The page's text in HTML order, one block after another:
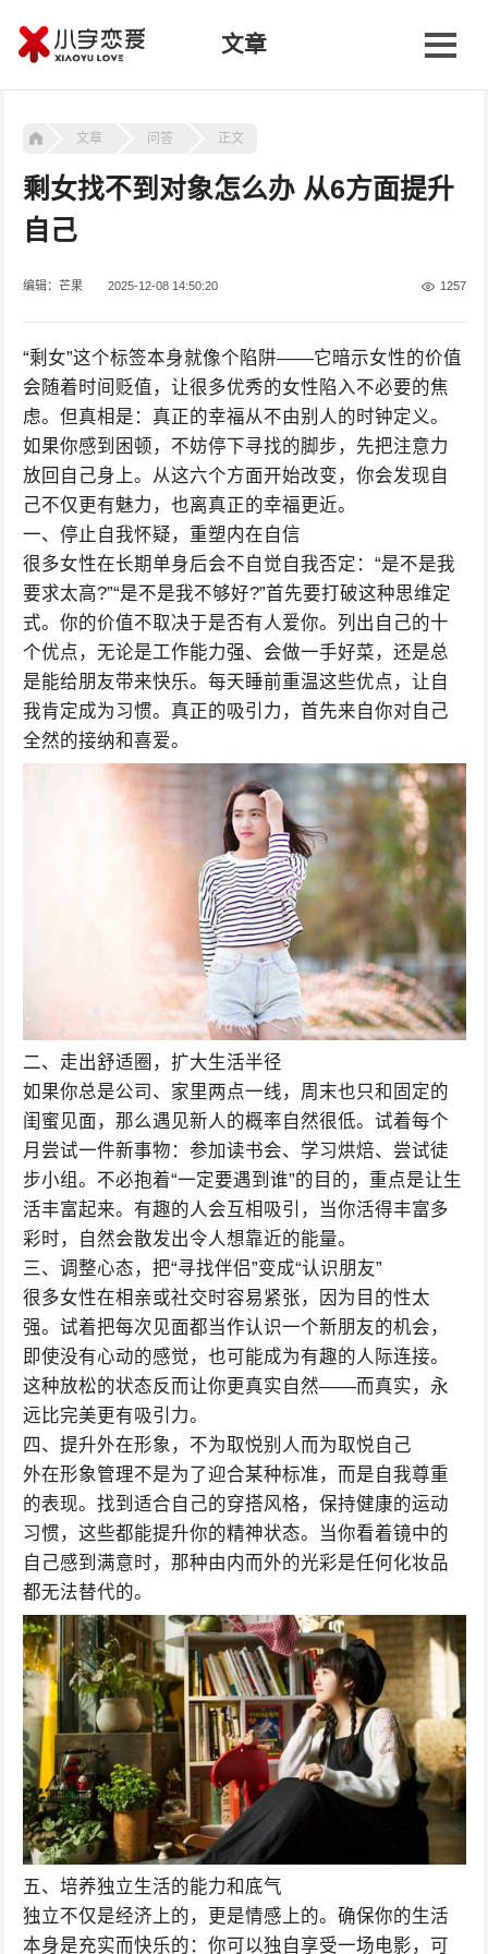
文章
文章 问答 正文
剩女找不到对象怎么办 从6方面提升
自己
编辑：芒果 2025-12-08 14:50:20 1257
“剩女”这个标签本身就像个陷阱——它暗示女性的价值
会随着时间贬值，让很多优秀的女性陷入不必要的焦
虑。但真相是：真正的幸福从不由别人的时钟定义。
如果你感到困顿，不妨停下寻找的脚步，先把注意力
放回自己身上。从这六个方面开始改变，你会发现自
己不仅更有魅力，也离真正的幸福更近。
一、停止自我怀疑，重塑内在自信
很多女性在长期单身后会不自觉自我否定：“是不是我
要求太高?”“是不是我不够好?”首先要打破这种思维定
式。你的价值不取决于是否有人爱你。列出自己的十
个优点，无论是工作能力强、会做一手好菜，还是总
是能给朋友带来快乐。每天睡前重温这些优点，让自
我肯定成为习惯。真正的吸引力，首先来自你对自己
全然的接纳和喜爱。
二、走出舒适圈，扩大生活半径
如果你总是公司、家里两点一线，周末也只和固定的
闺蜜见面，那么遇见新人的概率自然很低。试着每个
月尝试一件新事物：参加读书会、学习烘焙、尝试徒
步小组。不必抱着“一定要遇到谁”的目的，重点是让生
活丰富起来。有趣的人会互相吸引，当你活得丰富多
彩时，自然会散发出令人想靠近的能量。
三、调整心态，把“寻找伴侣”变成“认识朋友”
很多女性在相亲或社交时容易紧张，因为目的性太
强。试着把每次见面都当作认识一个新朋友的机会，
即使没有心动的感觉，也可能成为有趣的人际连接。
这种放松的状态反而让你更真实自然——而真实，永
远比完美更有吸引力。
四、提升外在形象，不为取悦别人而为取悦自己
外在形象管理不是为了迎合某种标准，而是自我尊重
的表现。找到适合自己的穿搭风格，保持健康的运动
习惯，这些都能提升你的精神状态。当你看着镜中的
自己感到满意时，那种由内而外的光彩是任何化妆品
都无法替代的。
五、培养独立生活的能力和底气
独立不仅是经济上的，更是情感上的。确保你的生活
本身是充实而快乐的：你可以独自享受一场电影，可